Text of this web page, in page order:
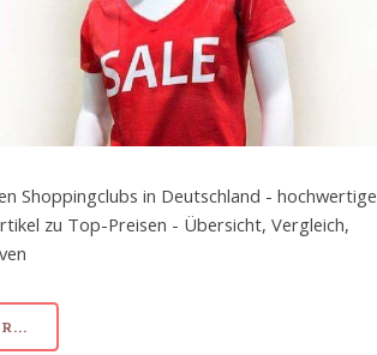
Shoppingclubs in Deutschland - hochwertige
zu Top-Preisen - Übersicht, Vergleich,